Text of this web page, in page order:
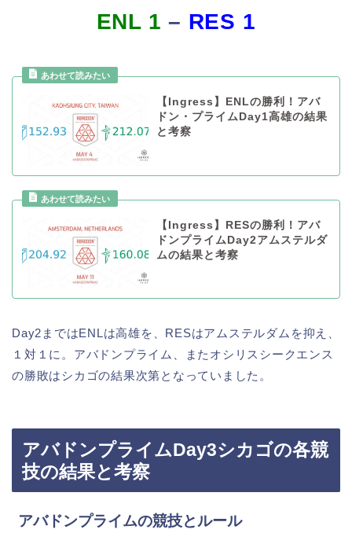
ENL 1 – RES 1
【Ingress】ENLの勝利！アバ
ドン・プライムDay1高雄の結果
と考察
【Ingress】RESの勝利！アバ
ドンプライムDay2アムステルダ
ムの結果と考察
Day2まではENLは高雄を、RESはアムステルダムを抑え、
１対１に。アバドンプライム、またオシリスシークエンス
の勝敗はシカゴの結果次第となっていました。
アバドンプライムDay3シカゴの各競
技の結果と考察
アバドンプライムの競技とルール